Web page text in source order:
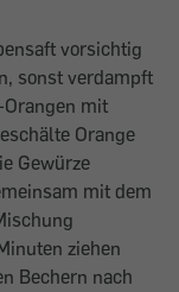
vorsichtig
sonst verdampft
mit
Orange
Gewürze
mit dem
ziehen
Bechern nach